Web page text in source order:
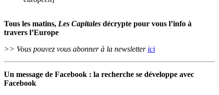
Tous les matins, Les Capitales décrypte pour vous l’info à
travers l’Europe
>> Vous pouvez vous abonner à la newsletter ici
Un message de Facebook : la recherche se développe avec
Facebook